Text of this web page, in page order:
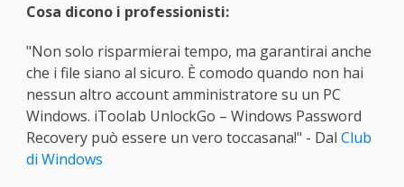
Cosa dicono i professionisti:
"Non solo risparmierai tempo, ma garantirai anche
che i file siano al sicuro. È comodo quando non hai
nessun altro account amministratore su un PC
Windows. iToolab UnlockGo – Windows Password
Recovery può essere un vero toccasana!" - Dal Club
di Windows